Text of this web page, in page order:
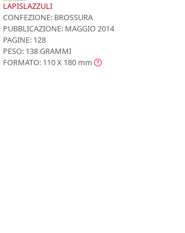
LAPISLAZZULI
CONFEZIONE: BROSSURA
PUBBLICAZIONE: MAGGIO 2014
PAGINE: 128
PESO: 138 GRAMMI
FORMATO: 110 X 180 mm